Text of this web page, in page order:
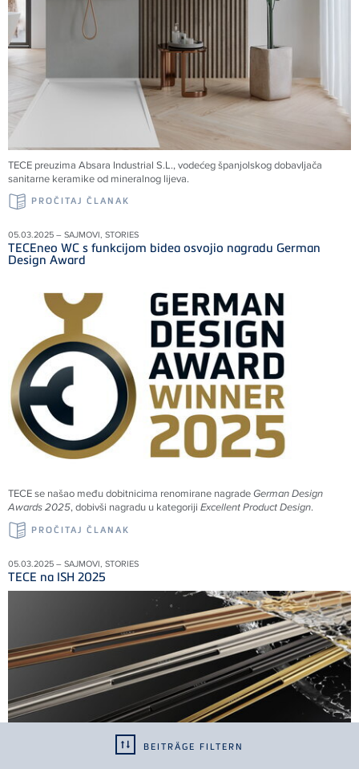
BEITRÄGE FILTERN
TECE preuzima Absara Industrial S.L., vodećeg španjolskog dobavljača
sanitarne keramike od mineralnog lijeva.
PROČITAJ ČLANAK
05.03.2025 – SAJMOVI, STORIES
TECEneo WC s funkcijom bidea osvojio nagradu German
Design Award
TECE se našao među dobitnicima renomirane nagradeGerman Design
Awards 2025, dobivši nagradu u kategoriji Excellent Product Design.
PROČITAJ ČLANAK
05.03.2025 – SAJMOVI, STORIES
TECE na ISH 2025